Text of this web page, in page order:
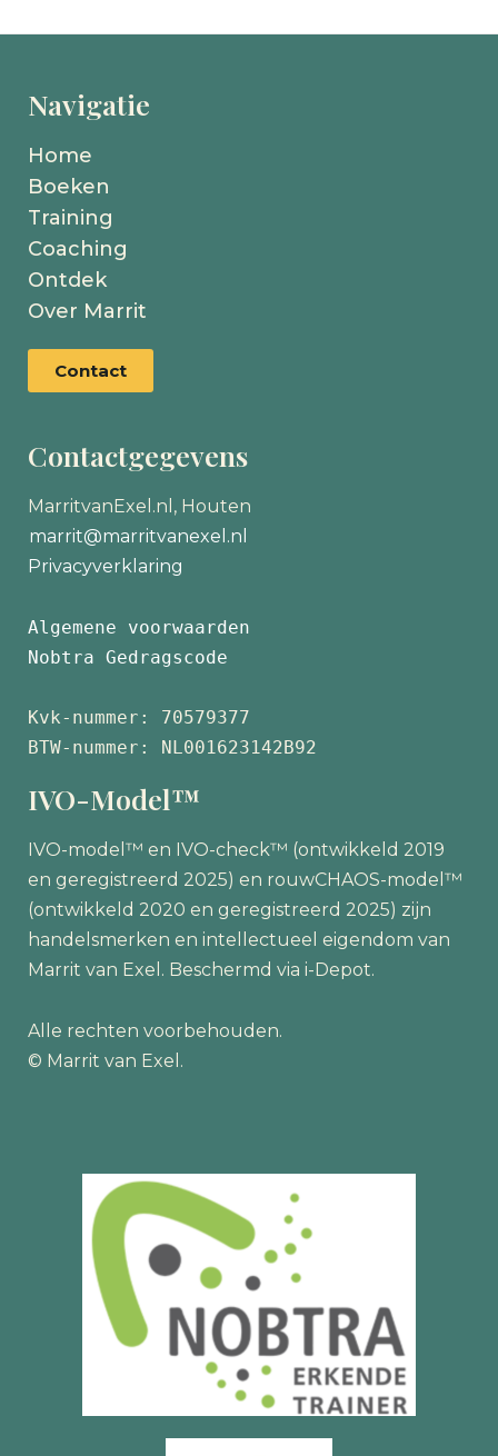
Navigatie
Home
Boeken
Training
Coaching
Ontdek
Over Marrit
Contact
Contactgegevens
MarritvanExel.nl, Houten
marrit@marritvanexel.nl
Privacyverklaring
Algemene voorwaarden
Nobtra Gedragscode
Kvk-nummer: 70579377
BTW-nummer: NL001623142B92
IVO-Model™
IVO-model™ en IVO-check™ (ontwikkeld 2019
en geregistreerd 2025) en rouwCHAOS-model™
(ontwikkeld 2020 en geregistreerd 2025) zijn
handelsmerken en intellectueel eigendom van
Marrit van Exel. Beschermd via i-Depot.
Alle rechten voorbehouden.
© Marrit van Exel.